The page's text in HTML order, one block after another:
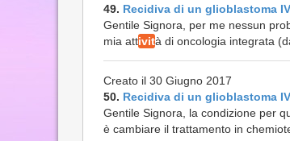
49. Recidiva di un glioblastoma
Gentile Signora, per me nessun
mia attività di oncologia integrata
Creato il 30 Giugno 2017
50. Recidiva di un glioblastoma
Gentile Signora, la condizione per
è cambiare il trattamento in